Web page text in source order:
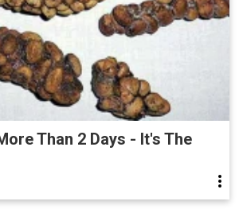
Than 2 Days - It's The